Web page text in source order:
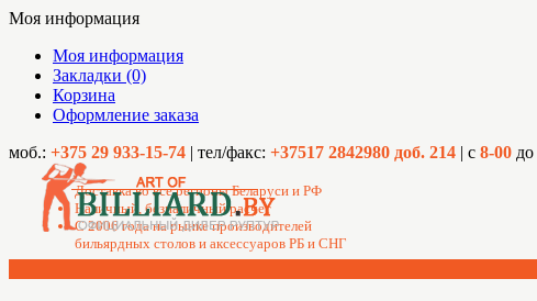
Моя информация
Моя информация
Закладки (0)
Корзина
Оформление заказа
моб.: +375 29 933-15-74 | тел/факс: +37517 2842980 доб. 214 | с 8-00 до
Доставка во все регионы Беларуси и РФ
Наличный, безналичный расчет
C 2006 года на рынке производителей
бильярдных столов и аксессуаров РБ и СНГ